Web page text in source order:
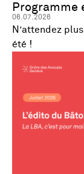
Programme
06.07.2026
N’attendez
été !